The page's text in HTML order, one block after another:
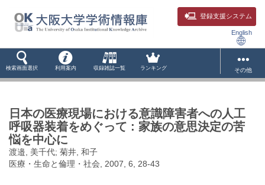
登録支援システム
English
検索画面選択 利用案内 収録雑誌一覧 ランキング その他
日本の医療現場における意識障害者への人工
呼吸器装着をめぐって : 家族の意思決定の苦
悩を中心に
渡邉, 美千代; 菊井, 和子
医療・生命と倫理・社会, 2007, 6, 28-43